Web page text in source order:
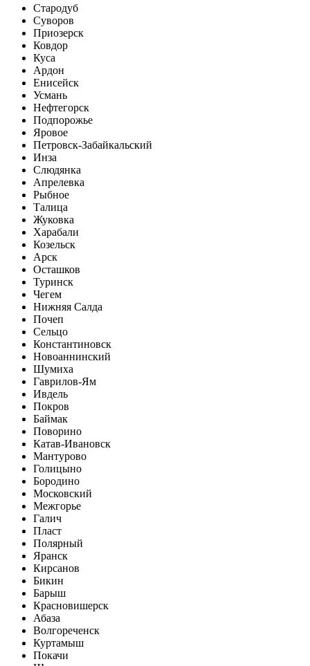
Стародуб
Суворов
Приозерск
Ковдор
Куса
Ардон
Енисейск
Усмань
Нефтегорск
Подпорожье
Яровое
Петровск-Забайкальский
Инза
Слюдянка
Апрелевка
Рыбное
Талица
Жуковка
Харабали
Козельск
Арск
Осташков
Туринск
Чегем
Нижняя Салда
Почеп
Сельцо
Константиновск
Новоаннинский
Шумиха
Гаврилов-Ям
Ивдель
Покров
Баймак
Поворино
Катав-Ивановск
Мантурово
Голицыно
Бородино
Московский
Межгорье
Галич
Пласт
Полярный
Яранск
Кирсанов
Бикин
Барыш
Красновишерск
Абаза
Волгореченск
Куртамыш
Покачи